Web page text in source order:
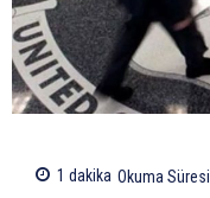
1 dakika Okuma Süresi